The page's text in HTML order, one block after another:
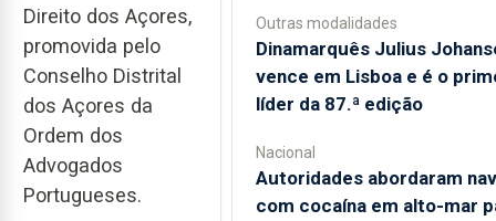
Direito dos Açores,
promovida pelo
Conselho Distrital
dos Açores da
Ordem dos
Advogados
Portugueses.
Outras modalidades
Dinamarquês Julius
vence em Lisboa e é o
líder da 87.ª edição
Nacional
Autoridades abordaram
com cocaína em alto-mar